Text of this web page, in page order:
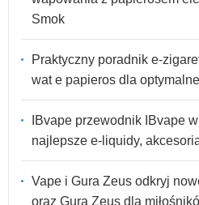
Smok
Praktyczny poradnik e-
wat e papieros dla
IBvape przewodnik IBvape
najlepsze e-liquidy,
Vape i Gura Zeus odkryj
oraz Gura Zeus dla